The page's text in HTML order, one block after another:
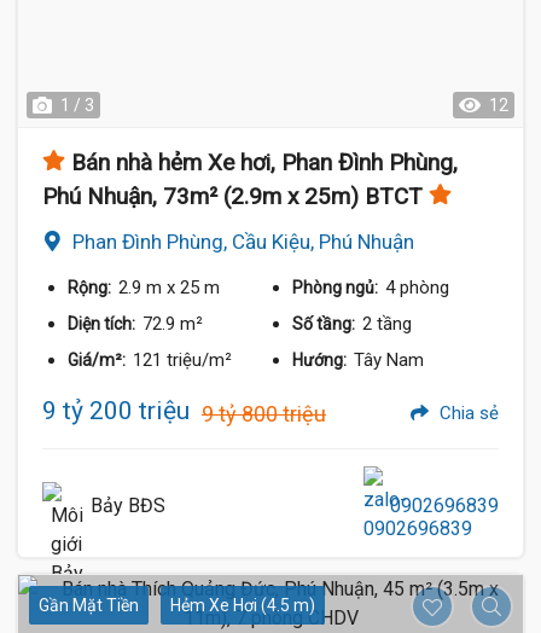
1 / 3 12
Bán nhà hẻm Xe hơi, Phan Đình Phùng,
Phú Nhuận, 73m² (2.9m x 25m) BTCT
Phan Đình Phùng, Cầu Kiệu, Phú Nhuận
Rộng: 2.9 m x 25 m Phòng ngủ: 4 phòng
Diện tích: 72.9 m² Số tầng: 2 tầng
Giá/m²: 121 triệu/m² Hướng: Tây Nam
9 tỷ 200 triệu 9 tỷ 800 triệu Chia sẻ
Bảy BĐS 0902696839
Gần Mặt Tiền Hẻm Xe Hơi (4.5 m)